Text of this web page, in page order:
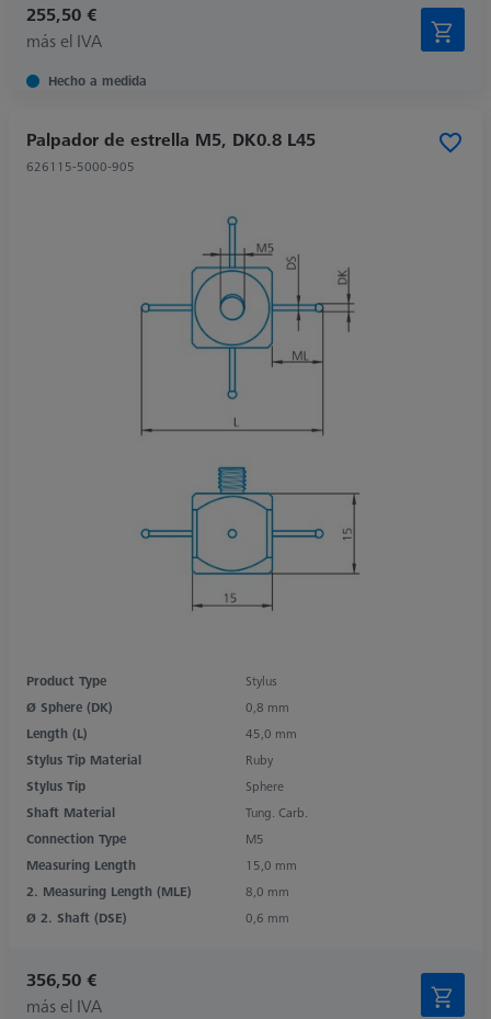
255,50 €
más el IVA
Hecho a medida
Palpador de estrella M5, DK0.8 L45
626115-5000-905
Product Type
Stylus
Ø Sphere (DK)
0,8 mm
Length (L)
45,0 mm
Stylus Tip Material
Ruby
Stylus Tip
Sphere
Shaft Material
Tung. Carb.
Connection Type
M5
Measuring Length
15,0 mm
2. Measuring Length (MLE)
8,0 mm
Ø 2. Shaft (DSE)
0,6 mm
356,50 €
más el IVA